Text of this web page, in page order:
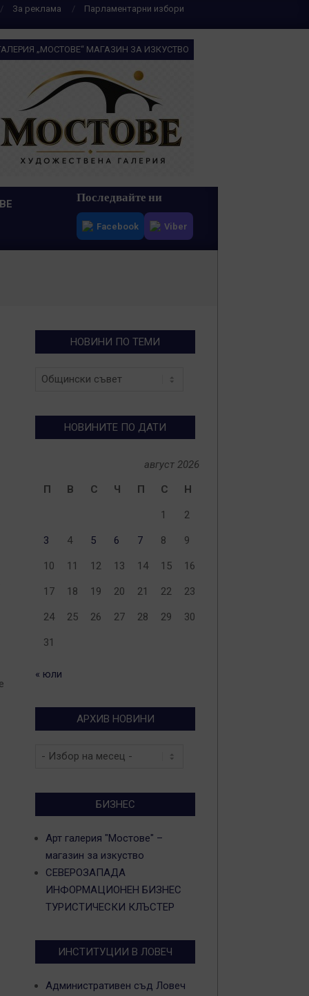
За реклама Парламентарни избори
„МОСТОВЕ“ МАГАЗИН ЗА ИЗКУСТВО
Последвайте ни
Facebook Viber
НОВИНИ ПО ТЕМИ
Новини
НОВИНИТЕ ПО ДАТИ
август 2026
П
В С Ч П С Н
1 2
3 4 5 6 7 8 9
10 11 12 13 14 15 16
17 18 19 20 21 22 23
24 25 26 27 28 29 30
31
« юли
АРХИВ НОВИНИ
Архив
БИЗНЕС
Арт галерия "Мостове" –
магазин за изкуство
СЕВЕРОЗАПАДА
ИНФОРМАЦИОНЕН БИЗНЕС
ТУРИСТИЧЕСКИ КЛЪСТЕР
ИНСТИТУЦИИ В ЛОВЕЧ
Административен съд Ловеч